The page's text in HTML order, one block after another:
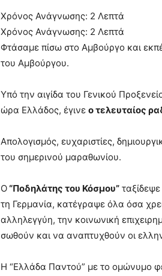
Χρόνος Ανάγνωσης: 2 Λεπτά
Χρόνος Ανάγνωσης: 2 Λεπτά
Φτάσαμε πίσω στο Αμβούργο και
του Αμβούργου.
Υπό την αιγίδα του Γενικού
ώρα Ελλάδος, έγινε ο τελευταίος
Απολογισμός, ευχαριστίες,
του σημερινού μαραθωνίου.
Ο“Ποδηλάτης του Κόσμου”
τη Γερμανία, κατέγραψε όλα όσα
αλληλεγγύη, την κοινωνική
σωθούν και να αναπτυχθούν οι
Η “Ελλάδα Παντού” με το ομώνυμο